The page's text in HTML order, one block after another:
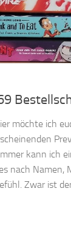
möchte ich
kann ich
nach Namen,
Zwar ist